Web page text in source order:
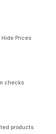
Prices
checks
products